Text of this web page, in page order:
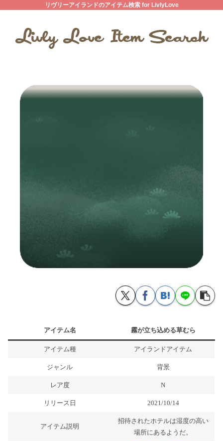
リヴリーアイランドのアイテム検索 for LivlyLove
アイテム名 霧が立ち込める草むら
アイテム種 アイランドアイテム
ジャンル 背景
レア度 N
リリース日 2021/10/14
アイテム説明
招待されたホテルは湿度の高い
場所にあるようだ。